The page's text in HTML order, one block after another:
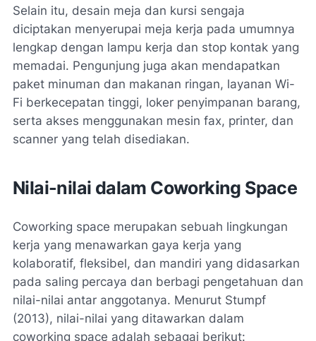
Selain itu, desain meja dan kursi sengaja
diciptakan menyerupai meja kerja pada umumnya
lengkap dengan lampu kerja dan stop kontak yang
memadai. Pengunjung juga akan mendapatkan
paket minuman dan makanan ringan, layanan Wi-
Fi berkecepatan tinggi, loker penyimpanan barang,
serta akses menggunakan mesin fax, printer, dan
scanner yang telah disediakan.
Nilai-nilai dalam Coworking Space
Coworking space merupakan sebuah lingkungan
kerja yang menawarkan gaya kerja yang
kolaboratif, fleksibel, dan mandiri yang didasarkan
pada saling percaya dan berbagi pengetahuan dan
nilai-nilai antar anggotanya. Menurut Stumpf
(2013), nilai-nilai yang ditawarkan dalam
coworking space adalah sebagai berikut: